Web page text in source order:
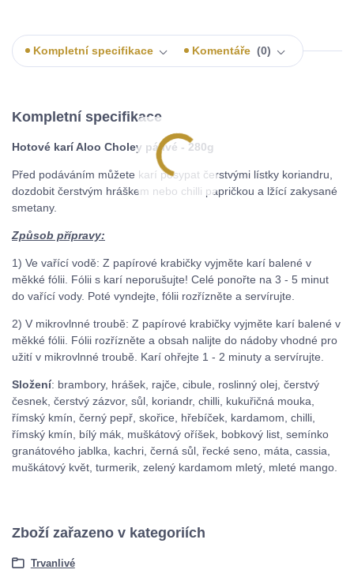
Kompletní specifikace Komentáře 0
Kompletní specifikace
Hotové karí Aloo Choley pálivé - 280g
Před podáváním můžete karí posypat čerstvými lístky koriandru,
dozdobit čerstvým hráškem nebo chilli papričkou a lžící zakysané
smetany.
Způsob přípravy:
1) Ve vařící vodě: Z papírové krabičky vyjměte karí balené v
měkké fólii. Fólii s karí neporušujte! Celé ponořte na 3 - 5 minut
do vařící vody. Poté vyndejte, fólii rozřízněte a servírujte.
2) V mikrovlnné troubě: Z papírové krabičky vyjměte karí balené v
měkké fólii. Fólii rozřízněte a obsah nalijte do nádoby vhodné pro
užití v mikrovlnné troubě. Karí ohřejte 1 - 2 minuty a servírujte.
Složení: brambory, hrášek, rajče, cibule, roslinný olej, čerstvý
česnek, čerstvý zázvor, sůl, koriandr, chilli, kukuřičná mouka,
římský kmín, černý pepř, skořice, hřebíček, kardamom, chilli,
římský kmín, bílý mák, muškátový oříšek, bobkový list, semínko
granátového jablka, kachri, černá sůl, řecké seno, máta, cassia,
muškátový květ, turmerik, zelený kardamom mletý, mleté mango.
Zboží zařazeno v kategoriích
Trvanlivé